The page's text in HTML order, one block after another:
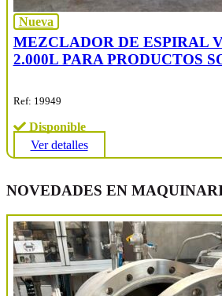
Nueva
MEZCLADOR DE ESPIRAL
2.000L PARA PRODUCTOS
Ref: 19949
Disponible
Ver detalles
NOVEDADES EN